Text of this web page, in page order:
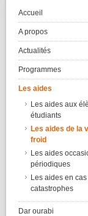
Accueil
A propos
Actualités
Programmes
Les aides
Les aides aux
étudiants
Les aides de la
froid
Les aides
périodiques
Les aides en cas
catastrophes
Dar ourabi